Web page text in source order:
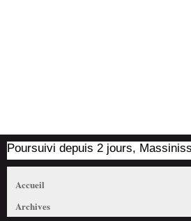
depuis 2 jours, Massinissa
Accueil
Archives